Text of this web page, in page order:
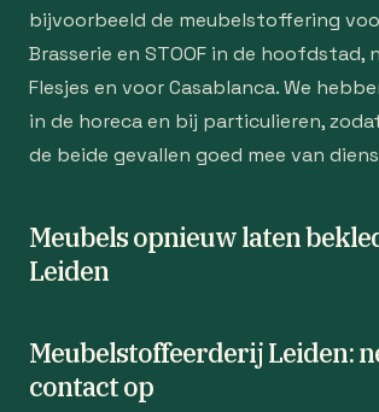
bijvoorbeeld de meubelstoffering
Brasserie en STOOF in de hoofdstad,
Flesjes en voor Casablanca. We
in de horeca en bij particulieren,
de beide gevallen goed mee van
Meubels opnieuw laten
Leiden
Meubelstoffeerderij Leiden:
contact op